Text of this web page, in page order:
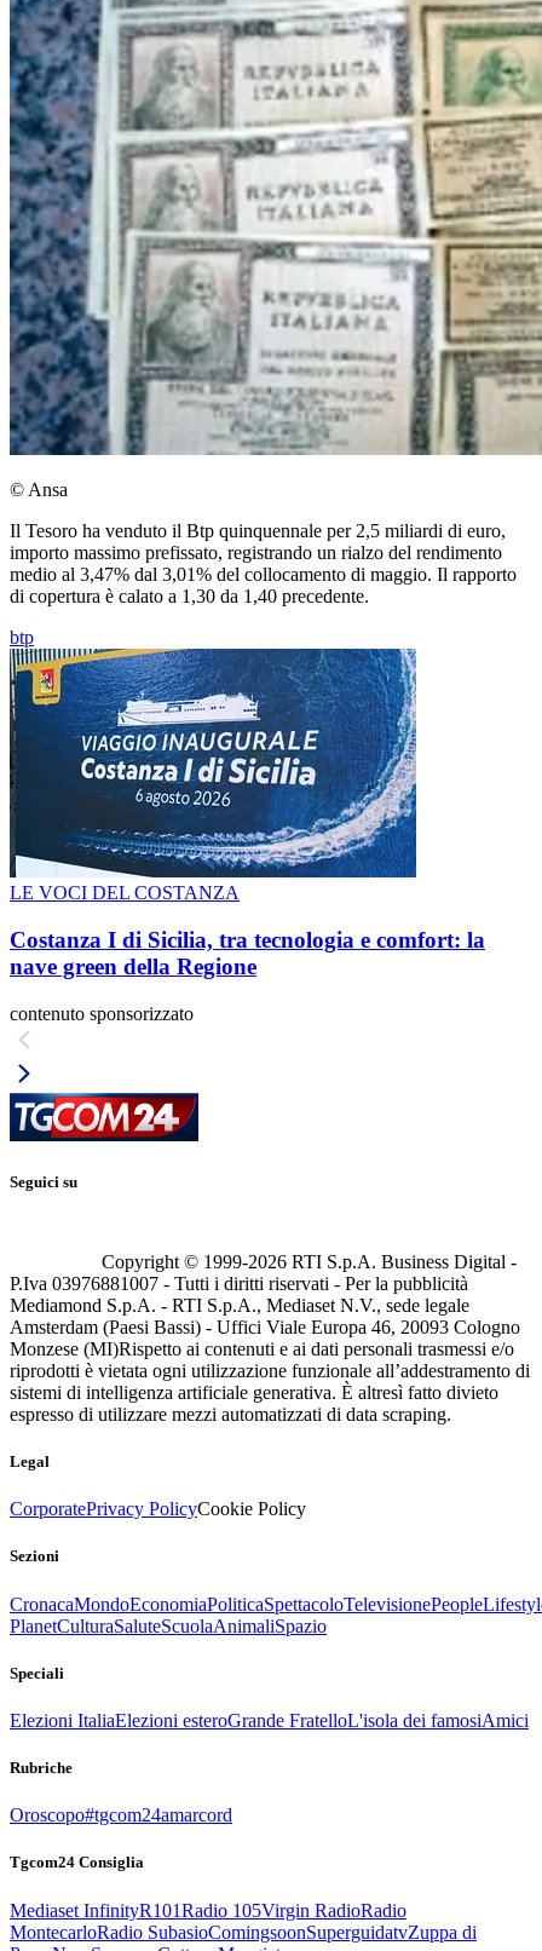
© Ansa
Il Tesoro ha venduto il Btp quinquennale per 2,5 miliardi di euro,
importo massimo prefissato, registrando un rialzo del rendimento
medio al 3,47% dal 3,01% del collocamento di maggio. Il rapporto
di copertura è calato a 1,30 da 1,40 precedente.
btp
LE VOCI DEL COSTANZA
Costanza I di Sicilia, tra tecnologia e comfort: la
nave green della Regione
contenuto sponsorizzato
Seguici su
Copyright © 1999-2026 RTI S.p.A. Business Digital -
P.Iva 03976881007 - Tutti i diritti riservati - Per la pubblicità
Mediamond S.p.A. - RTI S.p.A., Mediaset N.V., sede legale
Amsterdam (Paesi Bassi) - Uffici Viale Europa 46, 20093 Cologno
Monzese (MI)Rispetto ai contenuti e ai dati personali trasmessi e/o
riprodotti è vietata ogni utilizzazione funzionale all’addestramento di
sistemi di intelligenza artificiale generativa. È altresì fatto divieto
espresso di utilizzare mezzi automatizzati di data scraping.
Legal
CorporatePrivacy PolicyCookie Policy
Sezioni
CronacaMondoEconomiaPoliticaSpettacoloTelevisionePeople
PlanetCulturaSaluteScuolaAnimaliSpazio
Speciali
Elezioni ItaliaElezioni esteroGrande FratelloL'isola dei famosiAmici
Rubriche
Oroscopo#tgcom24amarcord
Tgcom24 Consiglia
Mediaset InfinityR101Radio 105Virgin RadioRadio
MontecarloRadio SubasioComingsoonSuperguidatvZuppa di